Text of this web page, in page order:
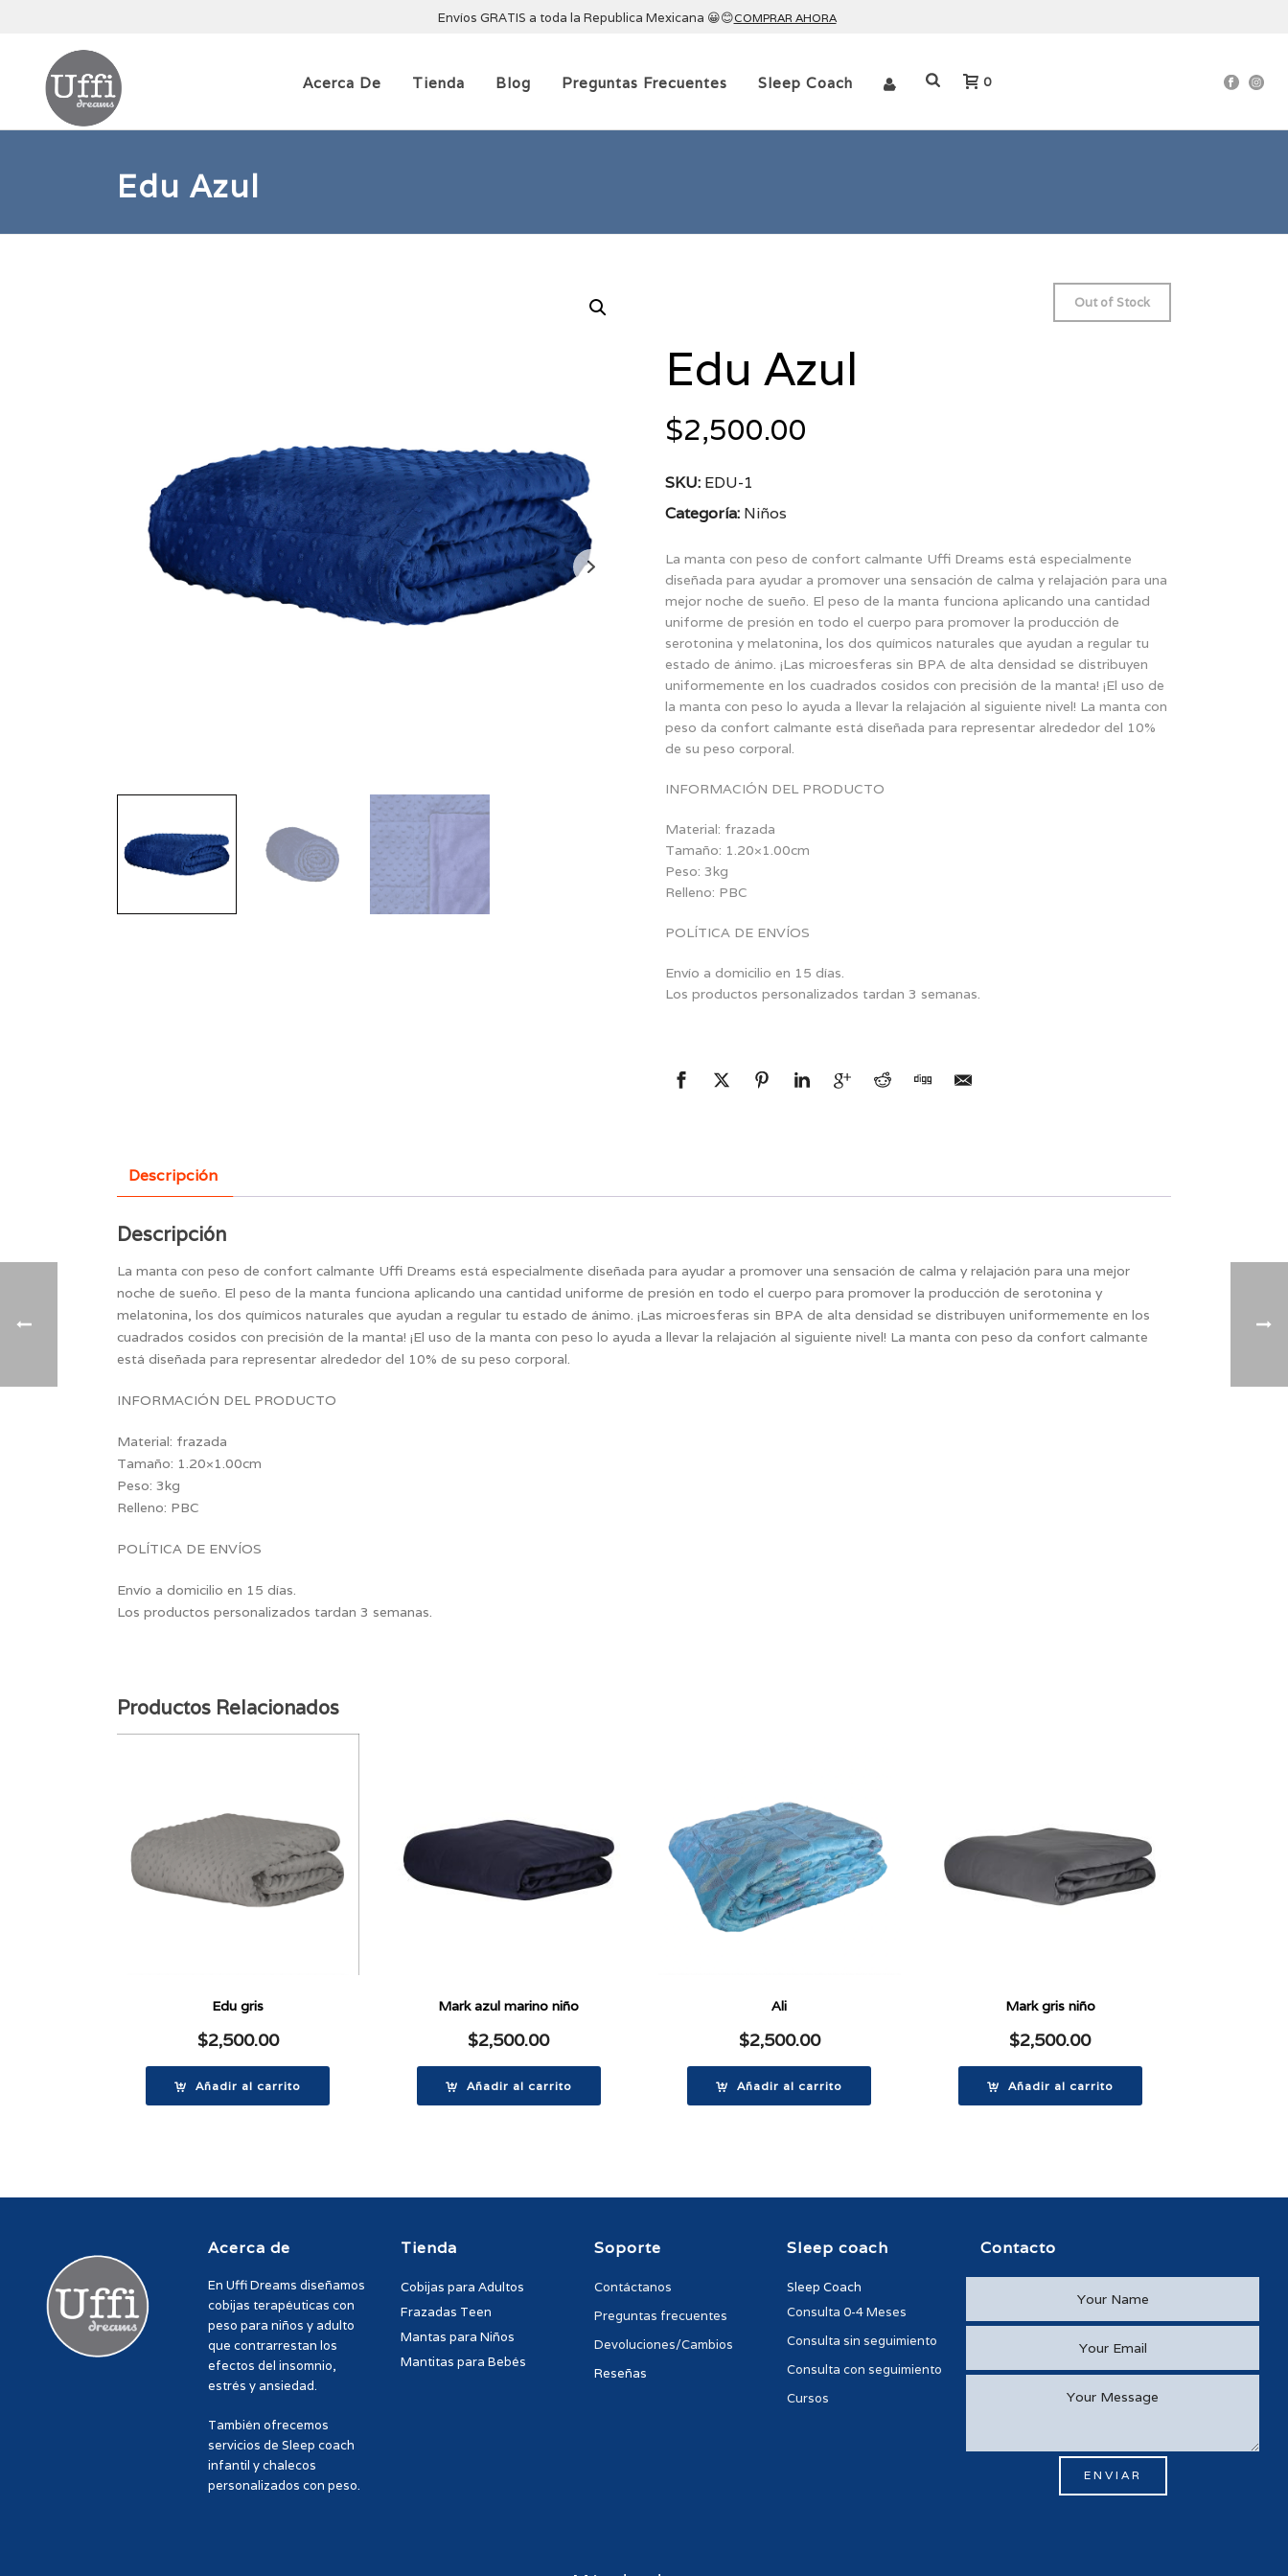
Envíos GRATIS a toda la Republica Mexicana 😀😊COMPRAR AHORA
Acerca De Tienda Blog Preguntas Frecuentes Sleep Coach . 0
Edu Azul
Out of Stock
Edu Azul
$2,500.00
SKU: EDU-1
Categoría: Niños
La manta con peso de confort calmante Uffi Dreams está especialmente
diseñada para ayudar a promover una sensación de calma y relajación para una
mejor noche de sueño. El peso de la manta funciona aplicando una cantidad
uniforme de presión en todo el cuerpo para promover la producción de
serotonina y melatonina, los dos químicos naturales que ayudan a regular tu
estado de ánimo. ¡Las microesferas sin BPA de alta densidad se distribuyen
uniformemente en los cuadrados cosidos con precisión de la manta! ¡El uso de
la manta con peso lo ayuda a llevar la relajación al siguiente nivel! La manta con
peso da confort calmante está diseñada para representar alrededor del 10%
de su peso corporal.
INFORMACIÓN DEL PRODUCTO
Material: frazada
Tamaño: 1.20×1.00cm
Peso: 3kg
Relleno: PBC
POLÍTICA DE ENVÍOS
Envío a domicilio en 15 días.
Los productos personalizados tardan 3 semanas.
Descripción
Descripción
La manta con peso de confort calmante Uffi Dreams está especialmente diseñada para ayudar a promover una sensación de calma y relajación para una mejor
noche de sueño. El peso de la manta funciona aplicando una cantidad uniforme de presión en todo el cuerpo para promover la producción de serotonina y
melatonina, los dos químicos naturales que ayudan a regular tu estado de ánimo. ¡Las microesferas sin BPA de alta densidad se distribuyen uniformemente en los
cuadrados cosidos con precisión de la manta! ¡El uso de la manta con peso lo ayuda a llevar la relajación al siguiente nivel! La manta con peso da confort calmante
está diseñada para representar alrededor del 10% de su peso corporal.
INFORMACIÓN DEL PRODUCTO
Material: frazada
Tamaño: 1.20×1.00cm
Peso: 3kg
Relleno: PBC
POLÍTICA DE ENVÍOS
Envío a domicilio en 15 días.
Los productos personalizados tardan 3 semanas.
Productos Relacionados
Edu gris
$2,500.00
Añadir al carrito
Mark azul marino niño
$2,500.00
Añadir al carrito
Ali
$2,500.00
Añadir al carrito
Mark gris niño
$2,500.00
Añadir al carrito
Acerca de
En Uffi Dreams diseñamos
cobijas terapéuticas con
peso para niños y adulto
que contrarrestan los
efectos del insomnio,
estrés y ansiedad.
También ofrecemos
servicios de Sleep coach
infantil y chalecos
personalizados con peso.
Tienda
Cobijas para Adultos
Frazadas Teen
Mantas para Niños
Mantitas para Bebés
Soporte
Contáctanos
Preguntas frecuentes
Devoluciones/Cambios
Reseñas
Sleep coach
Sleep Coach
Consulta 0-4 Meses
Consulta sin seguimiento
Consulta con seguimiento
Cursos
Contacto
ENVIAR